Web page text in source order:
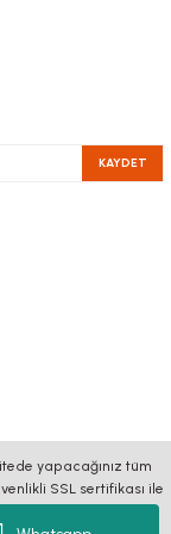
KAYDET
yapacağınız tüm
SSL sertifikası ile